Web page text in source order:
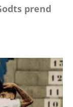
prend